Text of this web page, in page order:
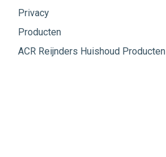
Privacy
Producten
ACR Reijnders Huishoud Producten